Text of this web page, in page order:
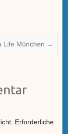
Life München →
Erforderliche